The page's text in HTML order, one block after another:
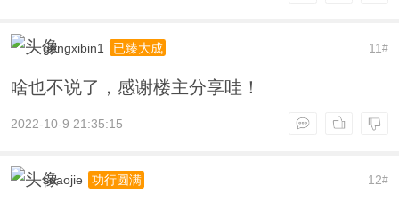
11#
gengxibin1 已臻大成
啥也不说了，感谢楼主分享哇！
2022-10-9 21:35:15
12#
suaojie 功行圆满